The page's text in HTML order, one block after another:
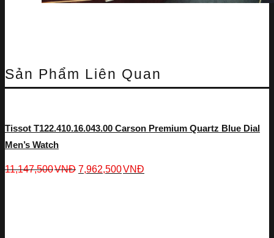
Sản Phẩm Liên Quan
Tissot T122.410.16.043.00 Carson Premium Quartz Blue Dial
Men’s Watch
11,147,500VNĐ 7,962,500VNĐ